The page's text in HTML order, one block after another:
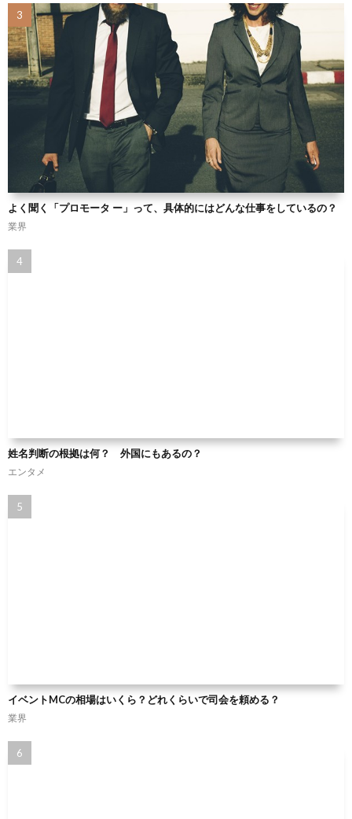
よく聞く「プロモータ ー」って、具体的にはどんな仕事をしているの？
業界
姓名判断の根拠は何？ 外国にもあるの？
エンタメ
イベントMCの相場はいくら？どれくらいで司会を頼める？
業界